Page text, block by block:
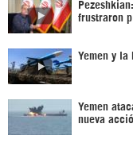
frustraron
Yemen y la
Yemen
nueva